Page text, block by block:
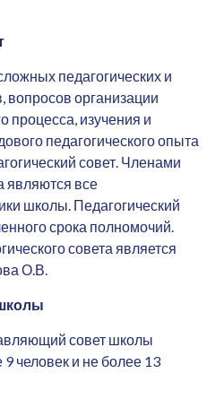
педагогических и
вопросов организации
процесса, изучения и
педагогического опыта
совет. Членами
являются все
школы. Педагогический
срока полномочий.
совета является
О.В.
совет школы
человек и не более 13